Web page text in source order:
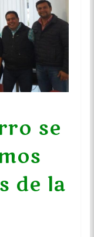
se
de la